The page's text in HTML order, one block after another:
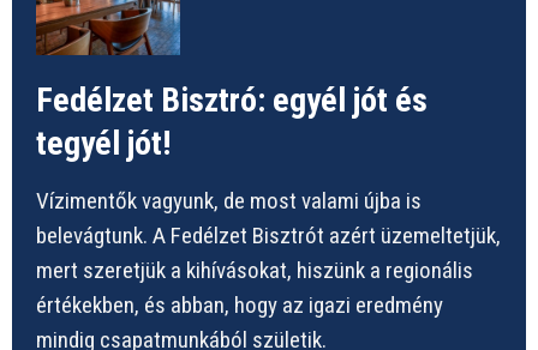
Fedélzet Bisztró: egyél jót és
tegyél jót!
Vízimentők vagyunk, de most valami újba is
belevágtunk. A Fedélzet Bisztrót azért üzemeltetjük,
mert szeretjük a kihívásokat, hiszünk a regionális
értékekben, és abban, hogy az igazi eredmény
mindig csapatmunkából születik.